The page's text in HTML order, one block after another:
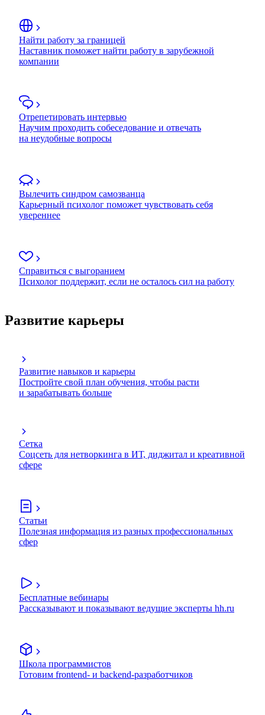
Найти работу за границей
Наставник поможет найти работу в зарубежной
компании
Отрепетировать интервью
Научим проходить собеседование и отвечать
на неудобные вопросы
Вылечить синдром самозванца
Карьерный психолог поможет чувствовать себя
увереннее
Справиться с выгоранием
Психолог поддержит, если не осталось сил на работу
Развитие карьеры
Развитие навыков и карьеры
Постройте свой план обучения, чтобы расти
и зарабатывать больше
Сетка
Соцсеть для нетворкинга в ИТ, диджитал и креативной
сфере
Статьи
Полезная информация из разных профессиональных
сфер
Бесплатные вебинары
Рассказывают и показывают ведущие эксперты hh.ru
Школа программистов
Готовим frontend- и backend-разработчиков